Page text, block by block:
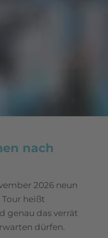
nach
2026 neun
heißt
genau das verrät
dürfen.